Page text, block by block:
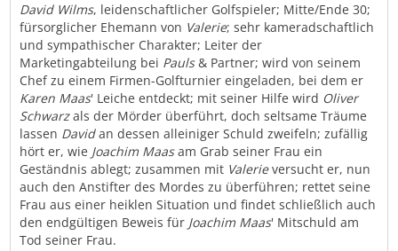
David Wilms, leidenschaftlicher Golfspieler; Mitte/Ende 30;
fürsorglicher Ehemann von Valerie; sehr kameradschaftlich
und sympathischer Charakter; Leiter der
Marketingabteilung bei Pauls& Partner; wird von seinem
Chef zu einem Firmen-Golfturnier eingeladen, bei dem er
Karen Maas' Leiche entdeckt; mit seiner Hilfe wird Oliver
Schwarzals der Mörder überführt, doch seltsame Träume
lassen Davidan dessen alleiniger Schuld zweifeln; zufällig
hört er, wie Joachim Maasam Grab seiner Frau ein
Geständnis ablegt; zusammen mit Valerieversucht er, nun
auch den Anstifter des Mordes zu überführen; rettet seine
Frau aus einer heiklen Situation und findet schließlich auch
den endgültigen Beweis für Joachim Maas' Mitschuld am
Tod seiner Frau.